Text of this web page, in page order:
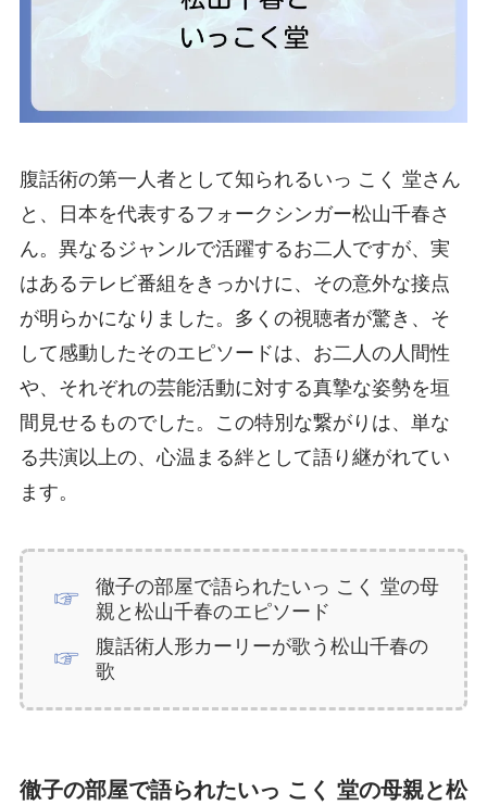
腹話術の第一人者として知られるいっ こく 堂さん
と、日本を代表するフォークシンガー松山千春さ
ん。異なるジャンルで活躍するお二人ですが、実
はあるテレビ番組をきっかけに、その意外な接点
が明らかになりました。多くの視聴者が驚き、そ
して感動したそのエピソードは、お二人の人間性
や、それぞれの芸能活動に対する真摯な姿勢を垣
間見せるものでした。この特別な繋がりは、単な
る共演以上の、心温まる絆として語り継がれてい
ます。
徹子の部屋で語られたいっ こく 堂の母
親と松山千春のエピソード
腹話術人形カーリーが歌う松山千春の
歌
徹子の部屋で語られたいっ こく 堂の母親と松